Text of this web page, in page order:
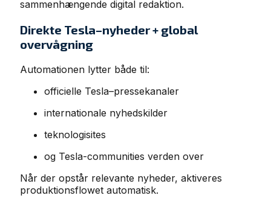
sammenhængende digital redaktion.
Direkte Tesla–nyheder + global
overvågning
Automationen lytter både til:
officielle Tesla–pressekanaler
internationale nyhedskilder
teknologisites
og Tesla-communities verden over
Når der opstår relevante nyheder, aktiveres
produktionsflowet automatisk.